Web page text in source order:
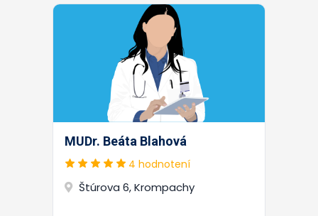
MUDr. Beáta Blahová
4 hodnotení
Štúrova 6, Krompachy